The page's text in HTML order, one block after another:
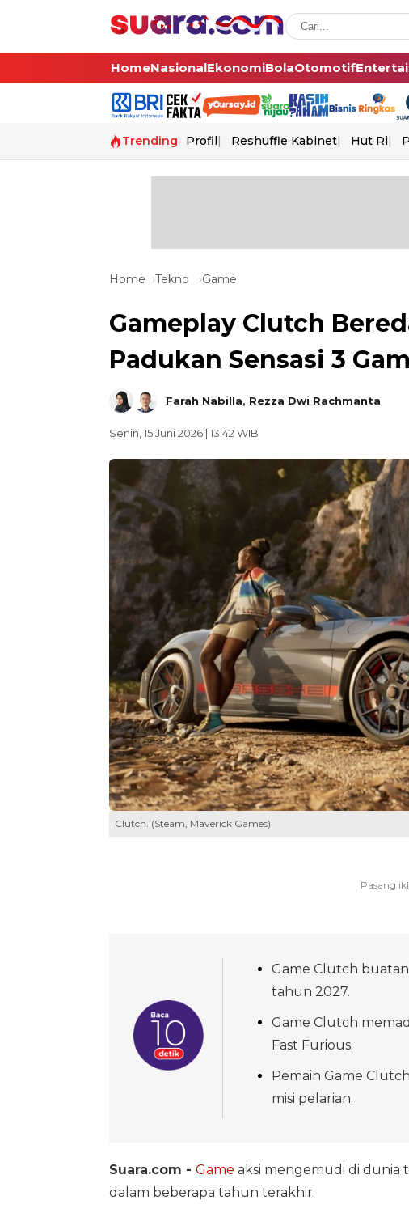
HomeNasionalEkonomiBolaOtomotif
Trending Profil Reshuffle Kabinet Hut Ri
Home Tekno Game
Gameplay Clutch
Padukan Sensasi 3
Farah Nabilla, Rezza Dwi Rachmanta
Senin, 15 Juni 2026 | 13:42 WIB
Clutch. (Steam, Maverick Games)
Game Clutch
tahun 2027.
Game Clutch
Fast Furious.
Pemain Game
misi pelarian.
Suara.com - Game aksi mengemudi di dunia
dalam beberapa tahun terakhir.